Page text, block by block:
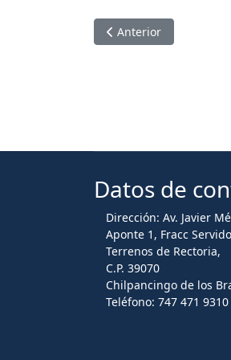
Artículo anterior:
Anterior
Datos de
Dirección: Av. Javier
Aponte 1, Fracc
Terrenos de Rectoria,
C.P. 39070
Chilpancingo de los
Teléfono: 747 471